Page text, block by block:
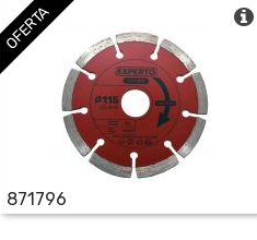
OFERTA
871796